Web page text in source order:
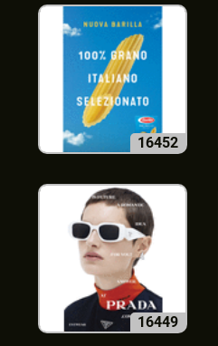
16452
16449